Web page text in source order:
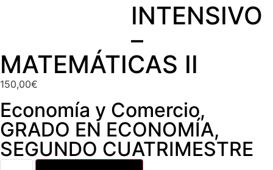
INTENSIVO
–
MATEMÁTICAS II
150,00€
Economía y Comercio,
GRADO EN ECONOMÍA,
SEGUNDO CUATRIMESTRE